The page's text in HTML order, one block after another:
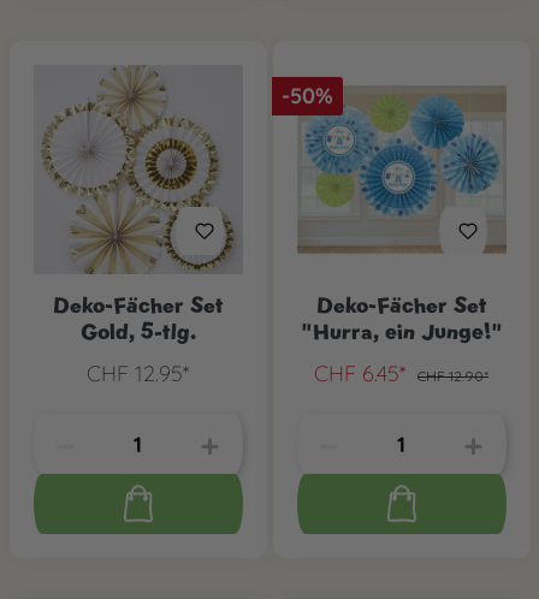
Deko-Fächer Set
Gold, 5-tlg.
CHF 12.95*
-50%
Deko-Fächer Set
"Hurra, ein Junge!"
CHF 6.45*
CHF 12.90*